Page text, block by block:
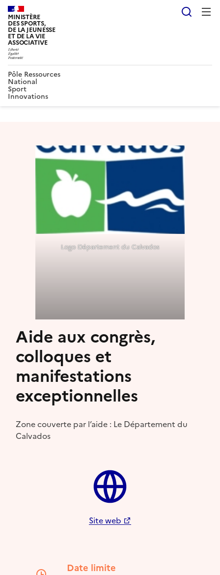
MINISTÈRE
DES SPORTS,
DE LA JEUNESSE
ET DE LA VIE
ASSOCIATIVE
Pôle Ressources
National
Sport
Innovations
Logo Département du Calvados
Aide aux congrès,
colloques et
manifestations
exceptionnelles
Zone couverte par l’aide : Le Département du
Calvados
Site web
Date limite